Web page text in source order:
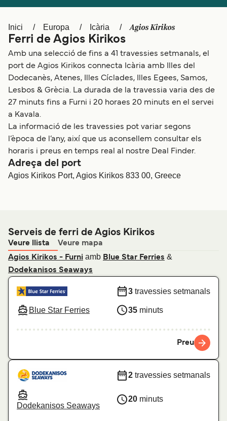
Україна Indonesia
المغرب Maroc (FR)
Inici Europa Icària Agios Kirikos
Ferri de Agios Kirikos
Amb una selecció de fins a 41 travessies setmanals, el
port de Agios Kirikos connecta Icària amb Illes del
Dodecanès, Atenes, Illes Cíclades, Illes Egees, Samos,
Lesbos & Grècia. La durada de la travessia varia des de
27 minuts fins a Furni i 20 horaes 20 minuts en el servei
a Kavala.
La informació de les travessies pot variar segons
l’època de l’any, així que us aconsellem consultar els
horaris i preus en temps real al nostre Deal Finder.
Adreça del port
Agios Kirikos Port, Agios Kirikos 833 00, Greece
Serveis de ferri de Agios Kirikos
Veure llista
Veure mapa
Agios Kirikos - Furni amb Blue Star Ferries &
Dodekanisos Seaways
Blue Star Ferries
3 travessies setmanals
35 minuts
Preu
Dodekanisos Seaways
2 travessies setmanals
20 minuts